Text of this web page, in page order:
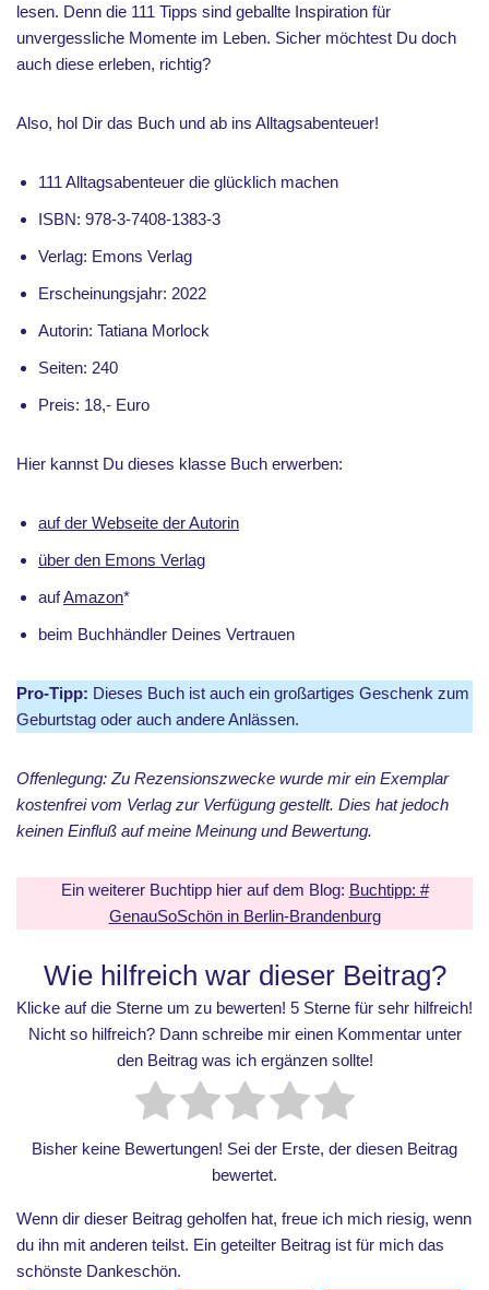
lesen. Denn die 111 Tipps sind geballte Inspiration für
unvergessliche Momente im Leben. Sicher möchtest Du doch
auch diese erleben, richtig?
Also, hol Dir das Buch und ab ins Alltagsabenteuer!
111 Alltagsabenteuer die glücklich machen
ISBN: 978-3-7408-1383-3
Verlag: Emons Verlag
Erscheinungsjahr: 2022
Autorin: Tatiana Morlock
Seiten: 240
Preis: 18,- Euro
Hier kannst Du dieses klasse Buch erwerben:
auf der Webseite der Autorin
über den Emons Verlag
aufAmazon*
beim Buchhändler Deines Vertrauen
Pro-Tipp: Dieses Buch ist auch ein großartiges Geschenk zum
Geburtstag oder auch andere Anlässen.
Offenlegung: Zu Rezensionszwecke wurde mir ein Exemplar
kostenfrei vom Verlag zur Verfügung gestellt. Dies hat jedoch
keinen Einfluß auf meine Meinung und Bewertung.
Ein weiterer Buchtipp hier auf dem Blog: Buchtipp: #
GenauSoSchön in Berlin-Brandenburg
Wie hilfreich war dieser Beitrag?
Klicke auf die Sterne um zu bewerten! 5 Sterne für sehr hilfreich!
Nicht so hilfreich? Dann schreibe mir einen Kommentar unter
den Beitrag was ich ergänzen sollte!
Bisher keine Bewertungen! Sei der Erste, der diesen Beitrag
bewertet.
Wenn dir dieser Beitrag geholfen hat, freue ich mich riesig, wenn
du ihn mit anderen teilst. Ein geteilter Beitrag ist für mich das
schönste Dankeschön.